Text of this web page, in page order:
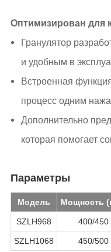
Оптимизирован для
Гранулятор
и удобным в
Встроенная
процесс одним
Дополнительно
которая помогает
Параметры
Модель Мощность
SZLH968 400/450
SZLH1068 450/500